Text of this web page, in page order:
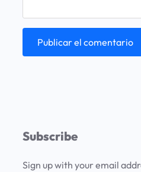
Subscribe
Sign up with your email